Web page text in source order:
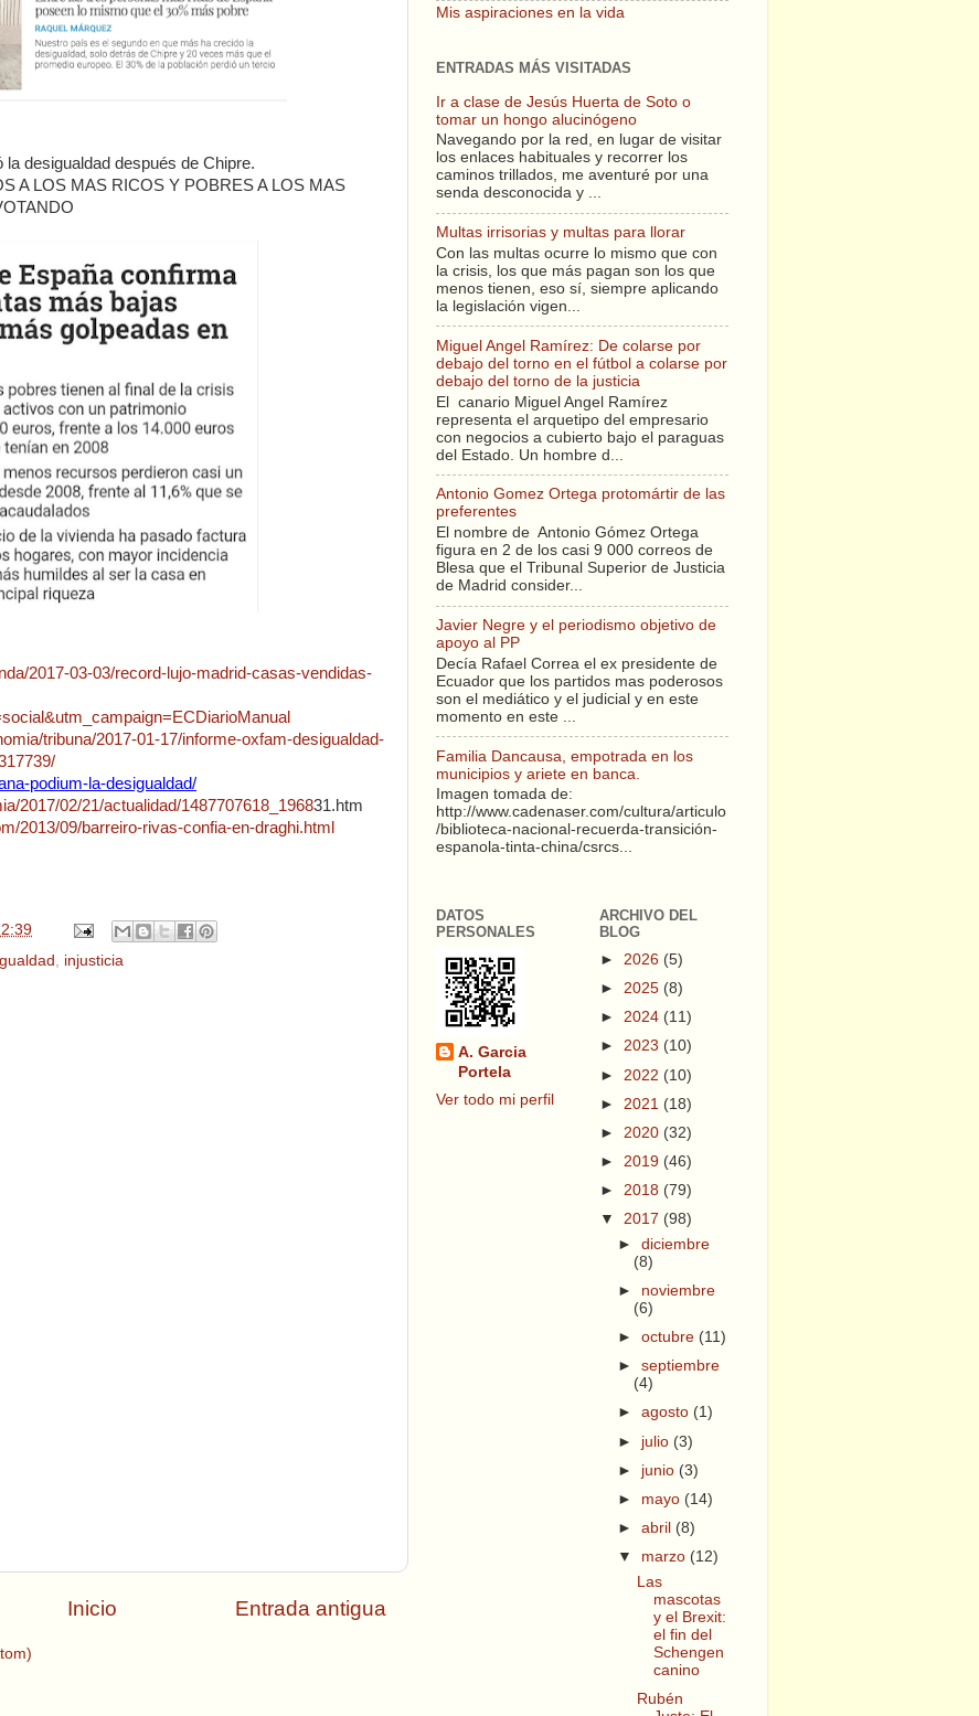
desigualdad después de Chipre.
A LOS MAS RICOS Y POBRES A LOS MAS
2017-03-03/record-lujo-madrid-casas-vendidas-
tribuna/2017-01-17/informe-oxfam-desigualdad-
podium-la-desigualdad/
2017/02/21/actualidad/1487707618_196831.htm
2013/09/barreiro-rivas-confia-en-draghi.html
injusticia
Entrada antigua
Inicio
Mis aspiraciones en la vida
ENTRADAS MÁS VISITADAS
Ir a clase de Jesús Huerta de Soto o
tomar un hongo alucinógeno
Navegando por la red, en lugar de visitar
los enlaces habituales y recorrer los
caminos trillados, me aventuré por una
senda desconocida y ...
Multas irrisorias y multas para llorar
Con las multas ocurre lo mismo que con
la crisis, los que más pagan son los que
menos tienen, eso sí, siempre aplicando
la legislación vigen...
Miguel Angel Ramírez: De colarse por
debajo del torno en el fútbol a colarse por
debajo del torno de la justicia
El canario Miguel Angel Ramírez
representa el arquetipo del empresario
con negocios a cubierto bajo el paraguas
del Estado. Un hombre d...
Antonio Gomez Ortega protomártir de las
preferentes
El nombre de Antonio Gómez Ortega
figura en 2 de los casi 9 000 correos de
Blesa que el Tribunal Superior de Justicia
de Madrid consider...
Javier Negre y el periodismo objetivo de
apoyo al PP
Decía Rafael Correa el ex presidente de
Ecuador que los partidos mas poderosos
son el mediático y el judicial y en este
momento en este ...
Familia Dancausa, empotrada en los
municipios y ariete en banca.
Imagen tomada de:
http://www.cadenaser.com/cultura/articulo
/biblioteca-nacional-recuerda-transición-
espanola-tinta-china/csrcs...
DATOS
PERSONALES
A. Garcia
Portela
Ver todo mi perfil
ARCHIVO DEL
BLOG
► 2026 (5)
► 2025 (8)
► 2024 (11)
► 2023 (10)
► 2022 (10)
► 2021 (18)
► 2020 (32)
► 2019 (46)
► 2018 (79)
▼ 2017 (98)
►diciembre
(8)
► noviembre
(6)
►octubre (11)
►septiembre
(4)
►agosto (1)
► julio (3)
► junio (3)
► mayo (14)
►abril (8)
▼ marzo (12)
Las
mascotas
y el Brexit:
el fin del
Schengen
canino
Rubén